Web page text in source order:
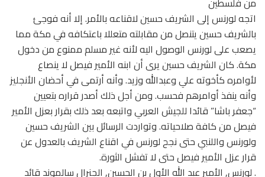
اتجه لورنس إلى الشريف حسين لاقناعه بالأمر. إلا أنه فوجئ
بالشريف حسين يتنصل من مقابلته متعللا باعتكافه في مكة مما
يصعب على لورنس الوصول اليه لأنه غير مسلم ممنوع من دخول
مكة. كان الشريف حسين يرى أن ابنه الأمير فيصل لا ينصاع
لأوامره كأخوته علي وعبدالله وزيد. وأنه أرتمى في أحضان الأنجليز
وأنه ينفذ أوامرهم فحسب. ومن أجل ذلك أصدر قراره بتعيين
“جعفر باشا” قائدا للجيش العربي واتبعه بعد ذلك بقرار بعزل الأمير
فيصل من كافة صلاحياته. وتواردت الرسائل بين الشريف حسين
ولورنس واللنبي حتى نجح لورنس في اقناع الشريف بالعدول عن
قرار عزل الأمير فيصل حتى لا تفشل الثورة.
. لورنس, الأمير عبد الله الأول بن الحسين, الجنرال سالموند قائد